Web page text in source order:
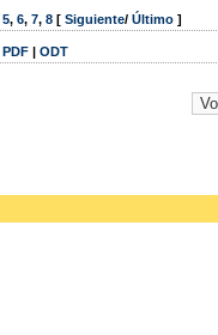
5, 6, 7, 8 [ Siguiente/ Último ]
PDF | ODT